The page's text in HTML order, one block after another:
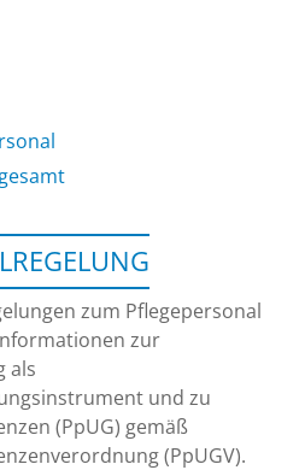
zum Pflegepersonal
zur
als
und zu
(PpUG) gemäß
(PpUGV).